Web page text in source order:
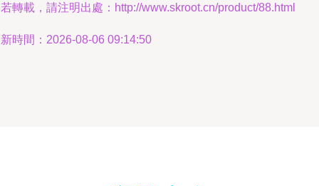
轉載，請注明出處：http://www.skroot.cn/product/88.html
時間：2026-08-06 09:14:50